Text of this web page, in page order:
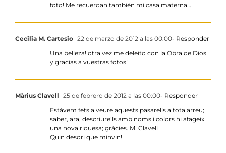
foto! Me recuerdan también mi casa materna…
Cecilia M. Cartesio 22 de marzo de 2012 a las 00:00- Responder
Una belleza! otra vez me deleito con la Obra de Dios
y gracias a vuestras fotos!
Màrius Clavell 25 de febrero de 2012 a las 00:00- Responder
Estàvem fets a veure aquests pasarells a tota arreu;
saber, ara, descriure’ls amb noms i colors hi afageix
una nova riquesa; gràcies. M. Clavell
Quin desori que minvin!